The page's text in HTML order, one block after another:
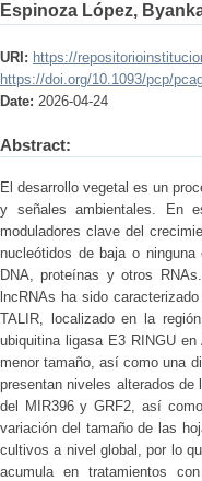
Espinoza López,
URI: https://
https://doi.org/10.1093/pcp/
Date: 2026-04-24
Abstract:
El desarrollo vegetal es un
y señales ambientales. En
moduladores clave del
nucleótidos de baja o
DNA, proteínas y otros
lncRNAs ha sido
TALIR, localizado en la
ubiquitina ligasa E3 RINGU
menor tamaño, así como una
presentan niveles alterados
del MIR396 y GRF2, así
variación del tamaño de las
cultivos a nivel global, por lo
acumula en tratamientos